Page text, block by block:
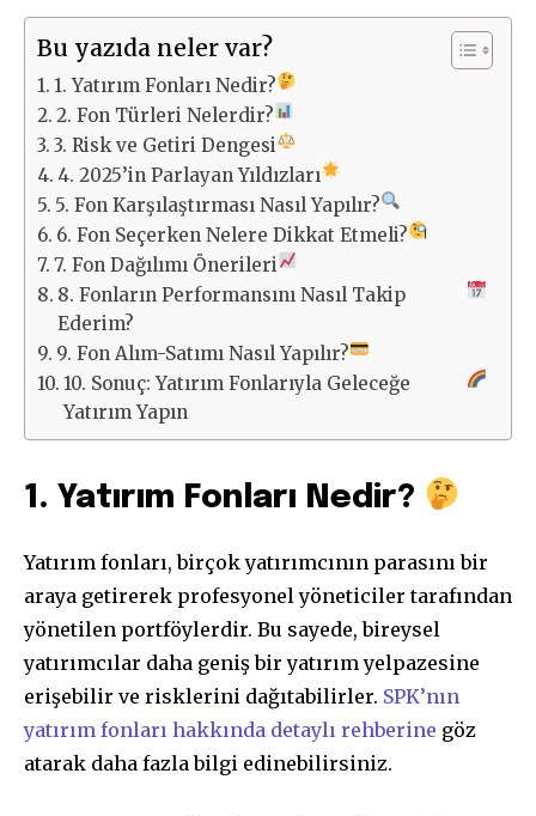
Bu yazıda neler var?
1. Yatırım Fonları Nedir?
2. Fon Türleri Nelerdir?
3. Risk ve Getiri Dengesi
4. 2025’in Parlayan Yıldızları
5. Fon Karşılaştırması Nasıl Yapılır?
6. Fon Seçerken Nelere Dikkat Etmeli?
7. Fon Dağılımı Önerileri
8. Fonların Performansını Nasıl Takip
Ederim?
9. Fon Alım-Satımı Nasıl Yapılır?
10. Sonuç: Yatırım Fonlarıyla Geleceğe
Yatırım Yapın
1. Yatırım Fonları Nedir?
Yatırım fonları, birçok yatırımcının parasını bir
araya getirerek profesyonel yöneticiler tarafından
yönetilen portföylerdir. Bu sayede, bireysel
yatırımcılar daha geniş bir yatırım yelpazesine
erişebilir ve risklerini dağıtabilirler. SPK’nın
yatırım fonları hakkında detaylı rehberine göz
atarak daha fazla bilgi edinebilirsiniz.